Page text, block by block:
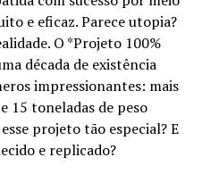
e eficaz. Parece utopia?
O *Projeto 100%
década de existência
impressionantes: mais
15 toneladas de peso
projeto tão especial? E
e replicado?